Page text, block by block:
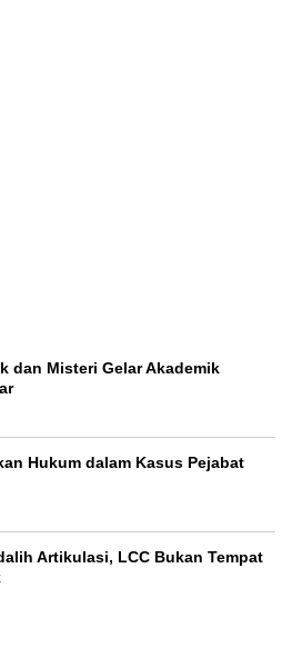
dan Misteri Gelar Akademik
Hukum dalam Kasus Pejabat
Artikulasi, LCC Bukan Tempat